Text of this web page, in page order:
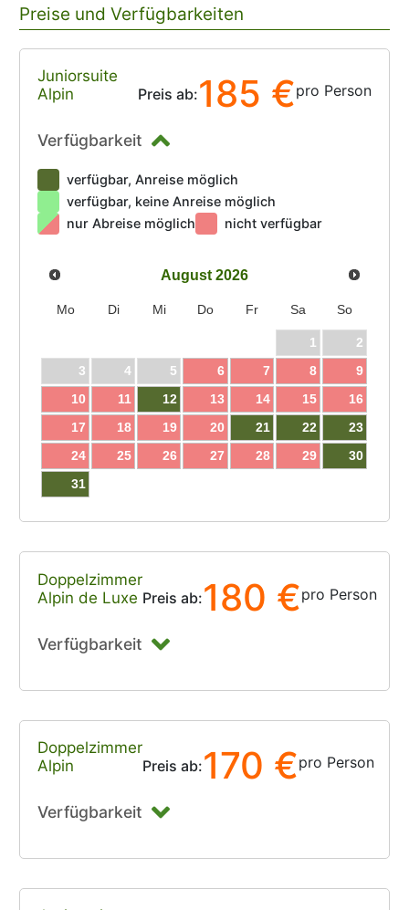
Preise und Verfügbarkeiten
Juniorsuite
Alpin
Preis ab:185 €pro Person
Verfügbarkeit
verfügbar, Anreise möglich
verfügbar, keine Anreise möglich
nur Abreise möglich
nicht verfügbar
August 2026
Mo Di Mi Do Fr Sa So
1
2
3
4 5 6 7 8
9
10
11 12 13 14 15
16
17
18 19 20 21 22
23
24
25 26 27 28 29
30
31
Doppelzimmer
Alpin de Luxe Preis ab:180 €pro Person
Verfügbarkeit
Doppelzimmer
Alpin
Preis ab:170 €pro Person
Verfügbarkeit